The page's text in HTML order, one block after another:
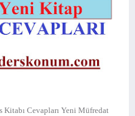
Kitabı Cevapları Yeni Müfredat